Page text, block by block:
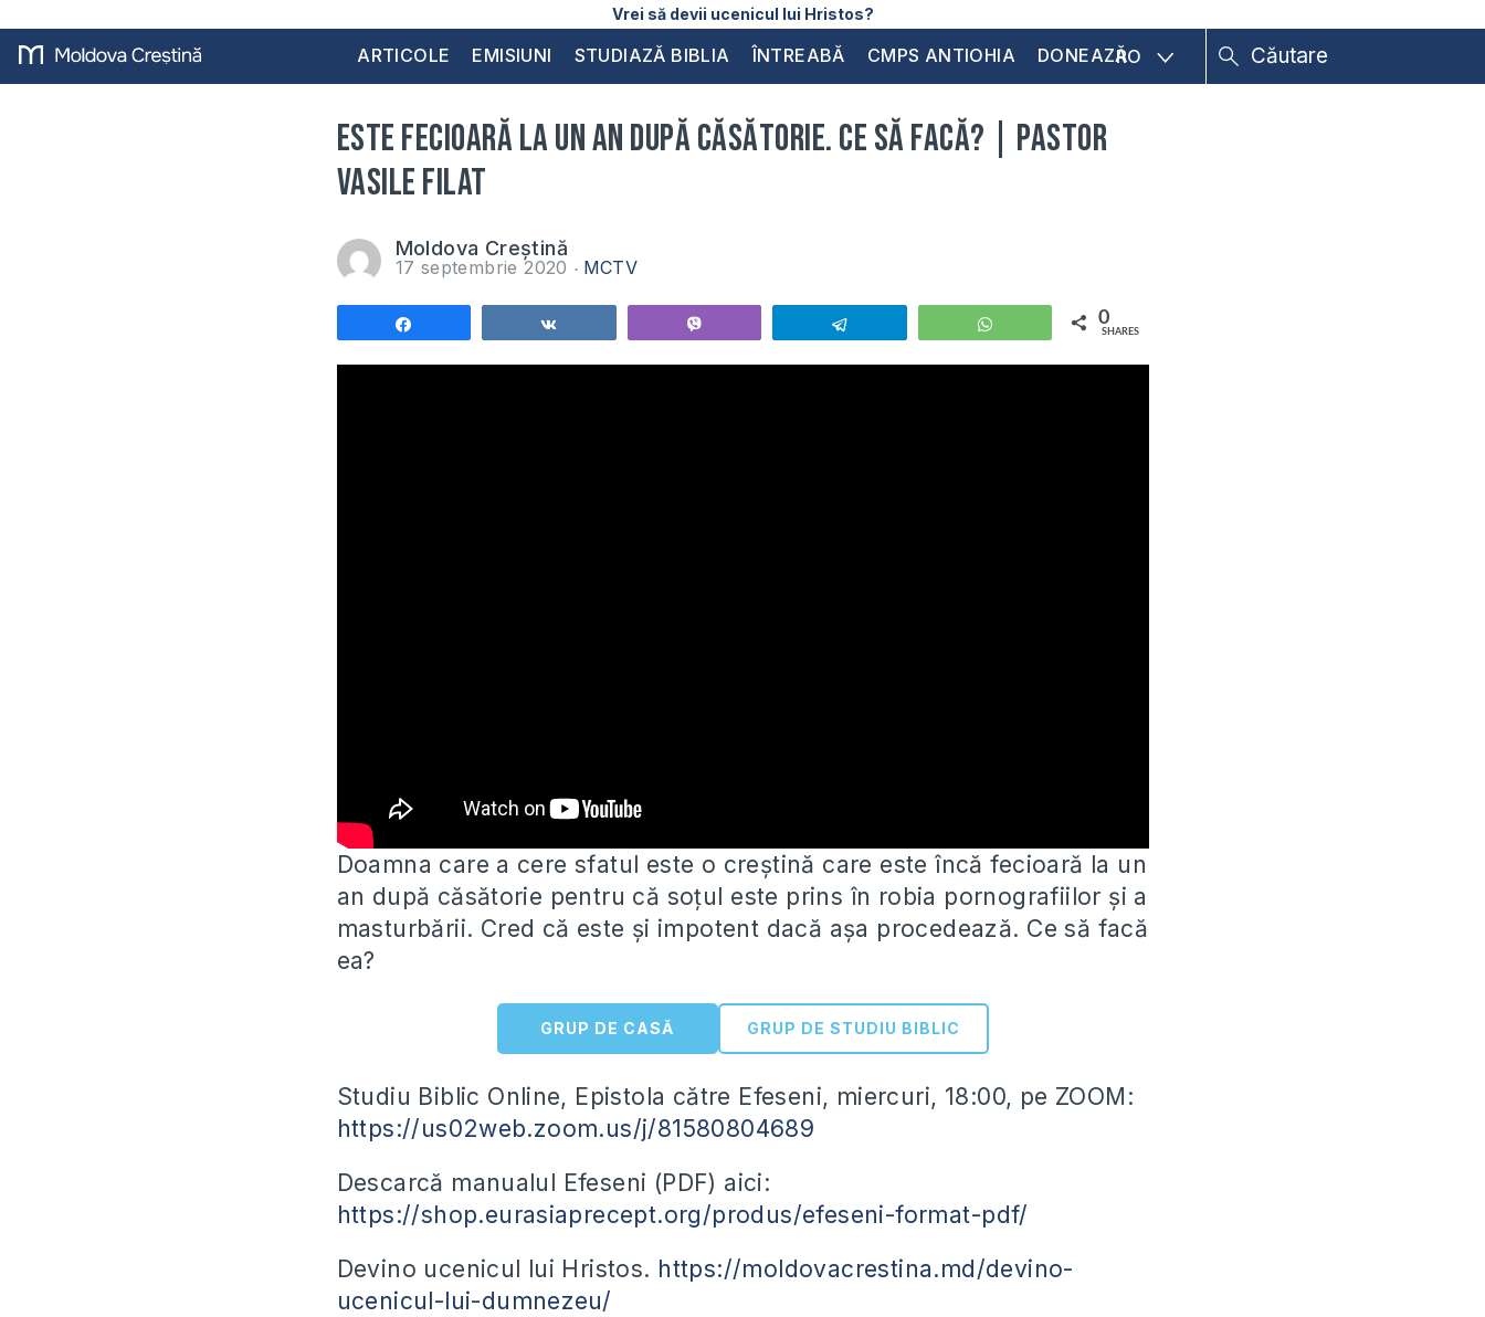
Vrei să devii ucenicul lui Hristos?
ARTICOLE EMISIUNI STUDIAZĂ BIBLIA ÎNTREABĂ CMPS ANTIOHIA DONEAZĂRO
Este fecioară la un an după căsătorie. Ce să facă? | Pastor
Vasile Filat
Moldova Creștină
17 septembrie 2020 MCTV
WhatsApp 0
SHARES
Doamna care a cere sfatul este o creștină care este încă fecioară la un
an după căsătorie pentru că soțul este prins în robia pornografiilor și a
masturbării. Cred că este și impotent dacă așa procedează. Ce să facă
ea?
GRUP DE CASĂ GRUP DE STUDIU BIBLIC
Studiu Biblic Online, Epistola către Efeseni, miercuri, 18:00, pe ZOOM:
https://us02web.zoom.us/j/81580804689
Descarcă manualul Efeseni (PDF) aici:
https://shop.eurasiaprecept.org/produs/efeseni-format-pdf/
Devino ucenicul lui Hristos. https://moldovacrestina.md/devino-
ucenicul-lui-dumnezeu/